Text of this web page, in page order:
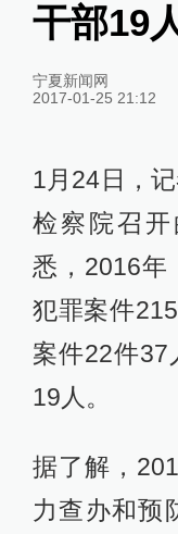
干部19
宁夏新闻网
2017-01-25 21:12
1月24日，
检察院召
悉，2016年
犯罪案件
案件22件37
19人。
据了解，
力查办和预